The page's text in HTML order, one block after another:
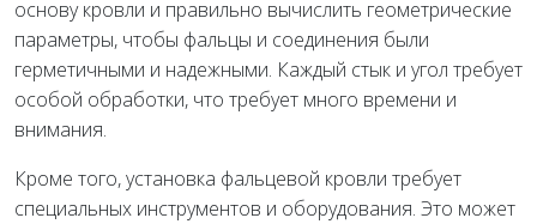
основу кровли и правильно вычислить геометрические
параметры, чтобы фальцы и соединения были
герметичными и надежными. Каждый стык и угол требует
особой обработки, что требует много времени и
внимания.
Кроме того, установка фальцевой кровли требует
специальных инструментов и оборудования. Это может